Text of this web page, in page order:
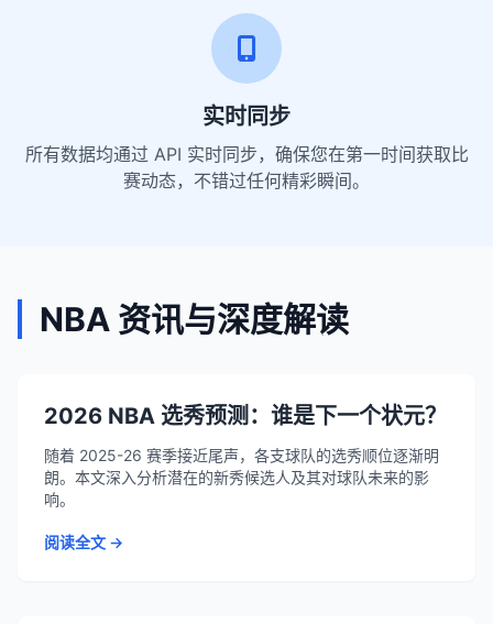
实时同步
所有数据均通过 API 实时同步，确保您在第一时间获取比
赛动态，不错过任何精彩瞬间。
NBA 资讯与深度解读
2026 NBA 选秀预测：谁是下一个状元？
随着 2025-26 赛季接近尾声，各支球队的选秀顺位逐渐明
朗。本文深入分析潜在的新秀候选人及其对球队未来的影
响。
阅读全文 →